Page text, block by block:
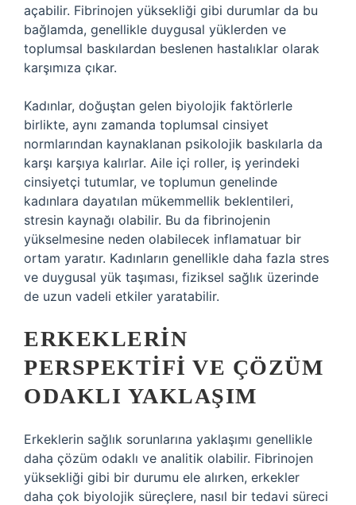
açabilir. Fibrinojen yüksekliği gibi durumlar da bu
bağlamda, genellikle duygusal yüklerden ve
toplumsal baskılardan beslenen hastalıklar olarak
karşımıza çıkar.
Kadınlar, doğuştan gelen biyolojik faktörlerle
birlikte, aynı zamanda toplumsal cinsiyet
normlarından kaynaklanan psikolojik baskılarla da
karşı karşıya kalırlar. Aile içi roller, iş yerindeki
cinsiyetçi tutumlar, ve toplumun genelinde
kadınlara dayatılan mükemmellik beklentileri,
stresin kaynağı olabilir. Bu da fibrinojenin
yükselmesine neden olabilecek inflamatuar bir
ortam yaratır. Kadınların genellikle daha fazla stres
ve duygusal yük taşıması, fiziksel sağlık üzerinde
de uzun vadeli etkiler yaratabilir.
ERKEKLERIN
PERSPEKTIFI VE ÇÖZÜM
ODAKLI YAKLAŞIM
Erkeklerin sağlık sorunlarına yaklaşımı genellikle
daha çözüm odaklı ve analitik olabilir. Fibrinojen
yüksekliği gibi bir durumu ele alırken, erkekler
daha çok biyolojik süreçlere, nasıl bir tedavi süreci